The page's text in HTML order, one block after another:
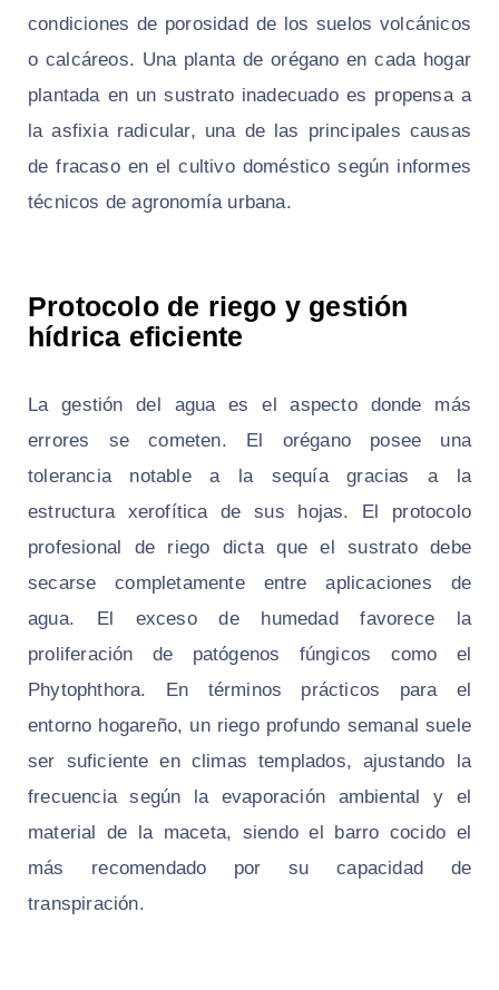
condiciones de porosidad de los suelos volcánicos
o calcáreos. Una planta de orégano en cada hogar
plantada en un sustrato inadecuado es propensa a
la asfixia radicular, una de las principales causas
de fracaso en el cultivo doméstico según informes
técnicos de agronomía urbana.
Protocolo de riego y gestión
hídrica eficiente
La gestión del agua es el aspecto donde más
errores se cometen. El orégano posee una
tolerancia notable a la sequía gracias a la
estructura xerofítica de sus hojas. El protocolo
profesional de riego dicta que el sustrato debe
secarse completamente entre aplicaciones de
agua. El exceso de humedad favorece la
proliferación de patógenos fúngicos como el
Phytophthora. En términos prácticos para el
entorno hogareño, un riego profundo semanal suele
ser suficiente en climas templados, ajustando la
frecuencia según la evaporación ambiental y el
material de la maceta, siendo el barro cocido el
más recomendado por su capacidad de
transpiración.